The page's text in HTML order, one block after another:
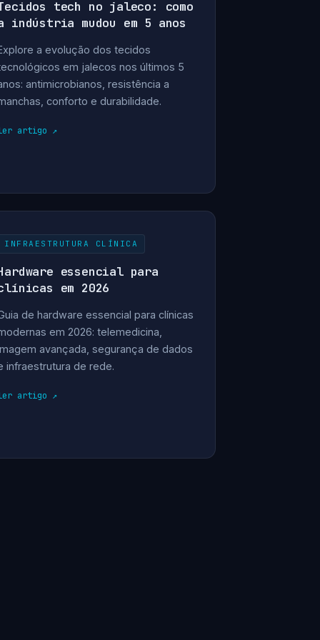
tech no jaleco: como
indústria mudou em 5 anos
a evolução dos tecidos
em jalecos nos últimos 5
antimicrobianos, resistência a
conforto e durabilidade.
artigo
INFRAESTRUTURA CLÍNICA
essencial para
em 2026
de hardware essencial para clínicas
em 2026: telemedicina,
avançada, segurança de dados
infraestrutura de rede.
artigo